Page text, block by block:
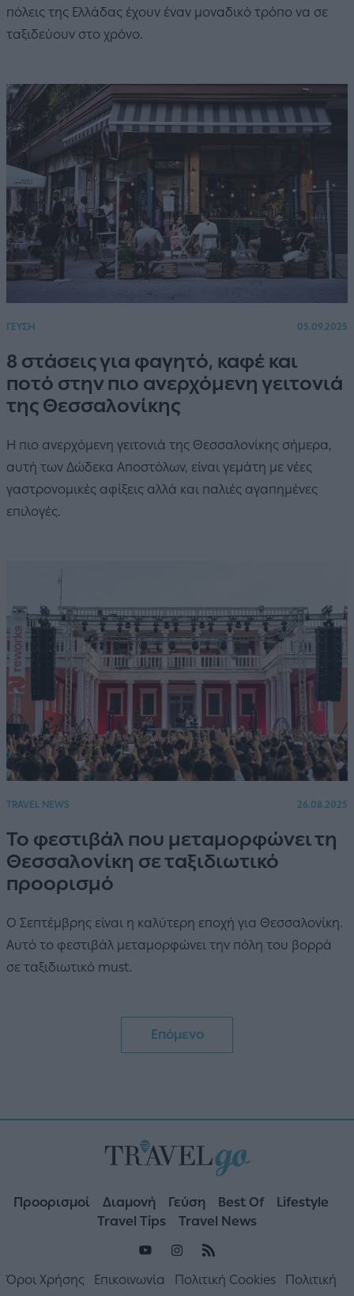
πόλεις της Ελλάδας έχουν έναν μοναδικό τρόπο να σε
ταξιδεύουν στο χρόνο.
ΓΕΥΣΗ 05.09.2025
8 στάσεις για φαγητό, καφέ και
ποτό στην πιο ανερχόμενη γειτονιά
της Θεσσαλονίκης
Η πιο ανερχόμενη γειτονιά της Θεσσαλονίκης σήμερα,
αυτή των Δώδεκα Αποστόλων, είναι γεμάτη με νέες
γαστρονομικές αφίξεις αλλά και παλιές αγαπημένες
επιλογές.
TRAVEL NEWS 26.08.2025
Το φεστιβάλ που μεταμορφώνει τη
Θεσσαλονίκη σε ταξιδιωτικό
προορισμό
Ο Σεπτέμβρης είναι η καλύτερη εποχή για Θεσσαλονίκη.
Αυτό το φεστιβάλ μεταμορφώνει την πόλη του βορρά
σε ταξιδιωτικό must.
Επόμενο
Προορισμοί Διαμονή Γεύση Best Of
Lifestyle
Travel Tips
Travel News
Όροι Χρήσης Επικοινωνία Πολιτική Cookies
Πολιτική